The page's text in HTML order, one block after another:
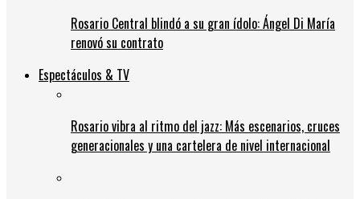
Rosario Central blindó a su gran ídolo: Ángel Di María
renovó su contrato
Espectáculos & TV
Rosario vibra al ritmo del jazz: Más escenarios, cruces
generacionales y una cartelera de nivel internacional